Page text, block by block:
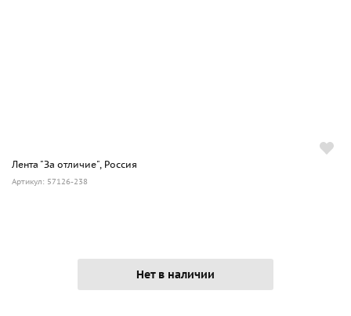
Лента "За отличие", Россия
Артикул: 57126-238
Нет в наличии